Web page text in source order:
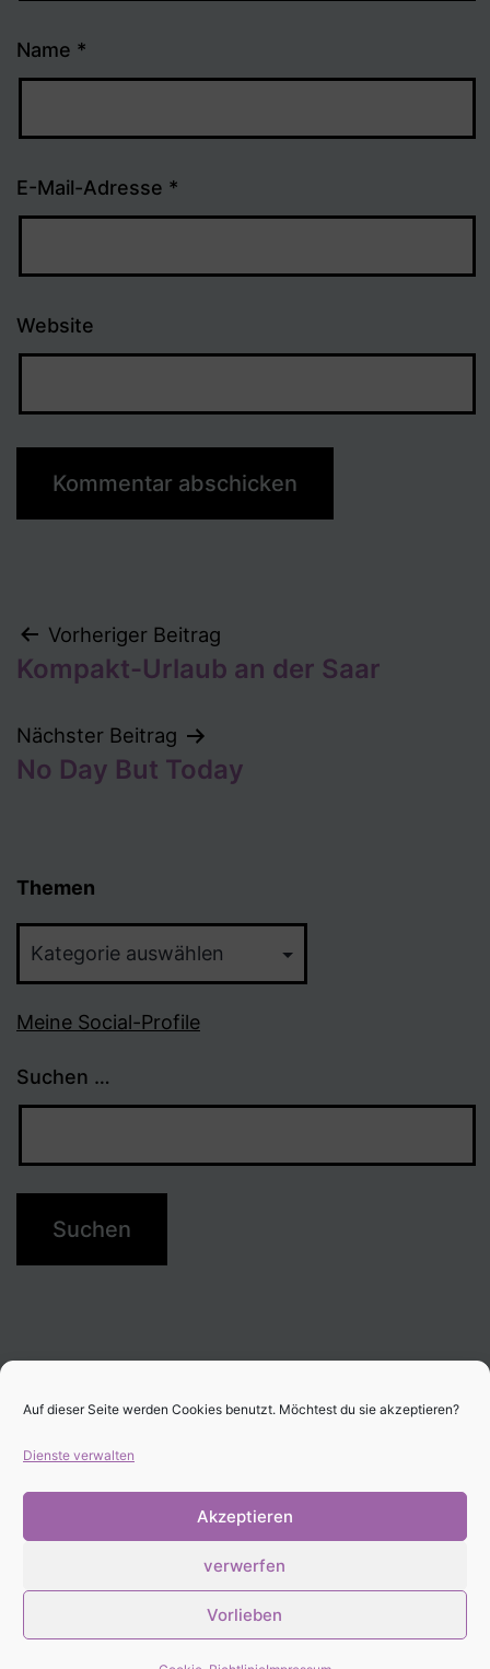
Auf dieser Seite werden Cookies benutzt. Möchtest du sie akzeptieren?
Dienste verwalten
Akzeptieren
verwerfen
Vorlieben
Name *
E-Mail-Adresse *
Website
Beitragsnavigation
Vorheriger Beitrag
Kompakt-Urlaub an der Saar
Nächster Beitrag
No Day But Today
Themen
Meine Social-Profile
Suchen …
Stolz präsentiert vonWordPress